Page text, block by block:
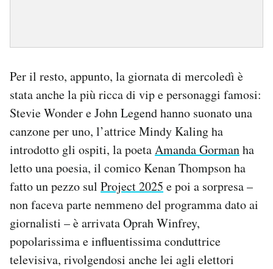
Per il resto, appunto, la giornata di mercoledì è
stata anche la più ricca di vip e personaggi famosi:
Stevie Wonder e John Legend hanno suonato una
canzone per uno, l’attrice Mindy Kaling ha
introdotto gli ospiti, la poetaAmanda Gormanha
letto una poesia, il comico Kenan Thompson ha
fatto un pezzo sul Project 2025 e poi a sorpresa –
non faceva parte nemmeno del programma dato ai
giornalisti – è arrivata Oprah Winfrey,
popolarissima e influentissima conduttrice
televisiva, rivolgendosi anche lei agli elettori